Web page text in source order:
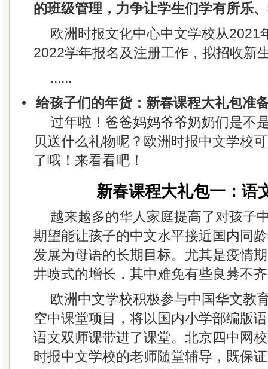
的班级管理，力争让学生们学有所乐
欧洲时报文化中心中文学校从2021
2022学年报名及注册工作，拟招收新
......
•
给孩子们的年货：新春课程大礼包准
过年啦！爸爸妈妈爷爷奶奶们是不
贝送什么礼物呢？欧洲时报中文学校
了哦！来看看吧！
新春课程大礼包一：语
越来越多的华人家庭提高了对孩子
期望能让孩子的中文水平接近国内同
发展为母语的长期目标。尤其是疫情
井喷式的增长，其中难免有些良莠不
欧洲中文学校积极参与中国华文教
空中课堂项目，将以国内小学部编版
语文双师课带进了课堂。北京四中网
时报中文学校的老师随堂辅导，既保